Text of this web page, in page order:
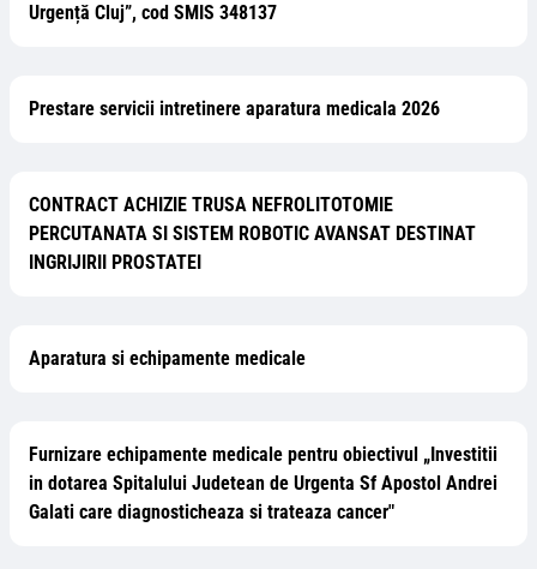
Urgență Cluj”, cod SMIS 348137
Prestare servicii intretinere aparatura medicala 2026
CONTRACT ACHIZIE TRUSA NEFROLITOTOMIE
PERCUTANATA SI SISTEM ROBOTIC AVANSAT DESTINAT
INGRIJIRII PROSTATEI
Aparatura si echipamente medicale
Furnizare echipamente medicale pentru obiectivul „Investitii
in dotarea Spitalului Judetean de Urgenta Sf Apostol Andrei
Galati care diagnosticheaza si trateaza cancer"